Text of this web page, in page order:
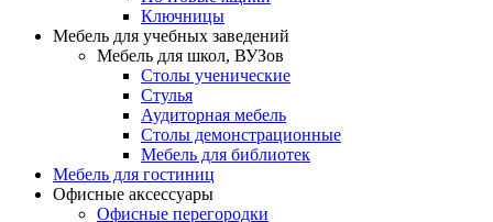
Ключницы
Мебель для учебных заведений
Мебель для школ, ВУЗов
Столы ученические
Стулья
Аудиторная мебель
Столы демонстрационные
Мебель для библиотек
Мебель для гостиниц
Офисные аксессуары
Офисные перегородки